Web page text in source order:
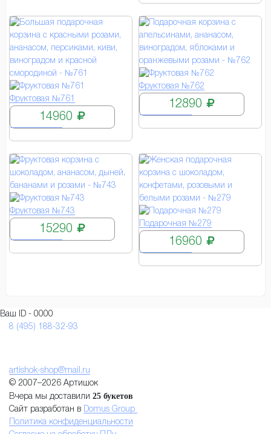
Фруктовая №761
КУПИТЬ
14960
Фруктовая №762
КУПИТЬ
12890
Фруктовая №743
КУПИТЬ
15290
Подарочная №279
КУПИТЬ
16960
Ваш ID - 0000
8 (495) 188-32-93
artishok-shop@mail.ru
© 2007–2026 Артишок
Вчера мы доставили 25 букетов
Сайт разработан в Domus Group
Политика конфиденциальности